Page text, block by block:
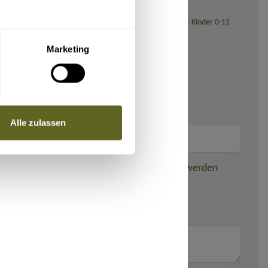
Marketing
Alle zulassen
(bei Reisedatum ab November 2026: 139,- Euro). Kinder 0-11
dieser gebuchten Reise weitergegeben werden